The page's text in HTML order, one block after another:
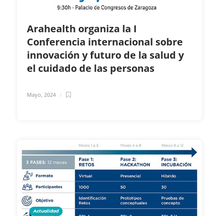
Arahealth organiza la I
Conferencia internacional sobre
innovación y futuro de la salud y
el cuidado de las personas
Mayo, 2024
Actualidad